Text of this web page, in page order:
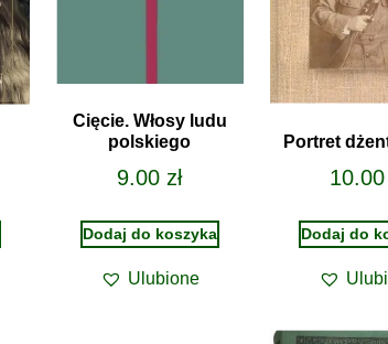
Cięcie. Włosy ludu
polskiego
9.00 zł
Dodaj do koszyka
Ulubione
Portret
10.00
Dodaj do